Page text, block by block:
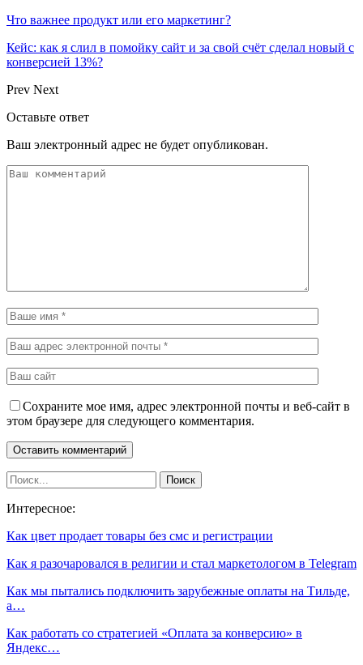
Что важнее продукт или его маркетинг?
Кейс: как я слил в помойку сайт и за свой счёт сделал новый с
конверсией 13%?
Prev Next
Оставьте ответ
Ваш электронный адрес не будет опубликован.
Сохраните мое имя, адрес электронной почты и веб-сайт в
этом браузере для следующего комментария.
Интересное:
Как цвет продает товары без смс и регистрации
Как я разочаровался в религии и стал маркетологом в Telegram
Как мы пытались подключить зарубежные оплаты на Тильде,
а…
Как работать со стратегией «Оплата за конверсию» в
Яндекс…